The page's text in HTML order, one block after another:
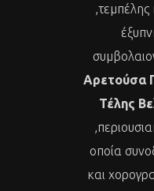
Αρετούσα
Τέλης
οποία
και